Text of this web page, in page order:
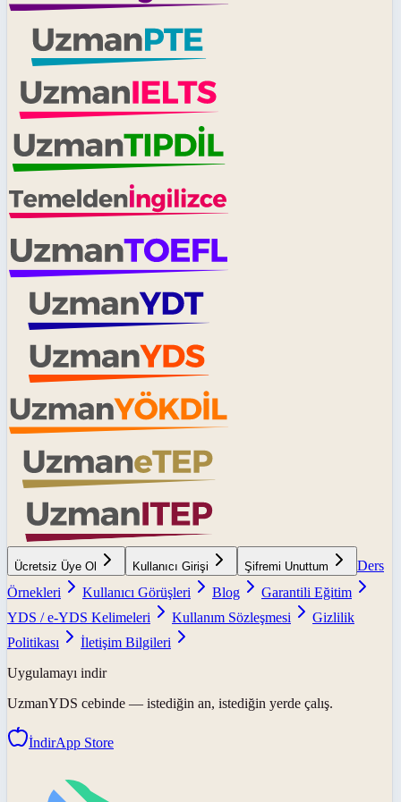
Ücretsiz Üye Ol Kullanıcı Girişi Şifremi Unuttum
Ders
Örnekleri
Kullanıcı Görüşleri Blog
Garantili Eğitim
YDS / e-YDS Kelimeleri
Kullanım Sözleşmesi
Gizlilik
Politikası
İletişim Bilgileri
Uygulamayı indir
UzmanYDS cebinde — istediğin an, istediğin yerde çalış.
İndirApp Store